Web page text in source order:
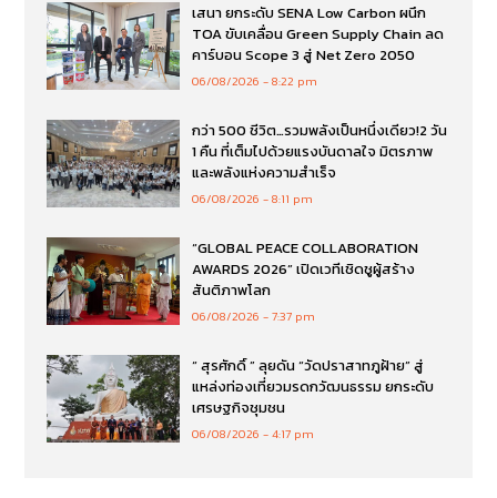
เสนา ยกระดับ SENA Low Carbon ผนึก
TOA ขับเคลื่อน Green Supply Chain ลด
คาร์บอน Scope 3 สู่ Net Zero 2050
06/08/2026 8:22 pm
กว่า 500 ชีวิต…รวมพลังเป็นหนึ่งเดียว!2 วัน
1 คืน ที่เต็มไปด้วยแรงบันดาลใจ มิตรภาพ
และพลังแห่งความสำเร็จ
06/08/2026 8:11 pm
“GLOBAL PEACE COLLABORATION
AWARDS 2026” เปิดเวทีเชิดชูผู้สร้าง
สันติภาพโลก
06/08/2026 7:37 pm
“ สุรศักดิ์ ” ลุยดัน “วัดปราสาทภูฝ้าย” สู่
แหล่งท่องเที่ยวมรดกวัฒนธรรม ยกระดับ
เศรษฐกิจชุมชน
06/08/2026 4:17 pm